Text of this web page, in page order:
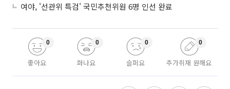
여야, '선관위 특검' 국민추천위원 6명 인선 완료
좋아요
0
화나요
0
슬퍼요
0
추가취재 원해요
0